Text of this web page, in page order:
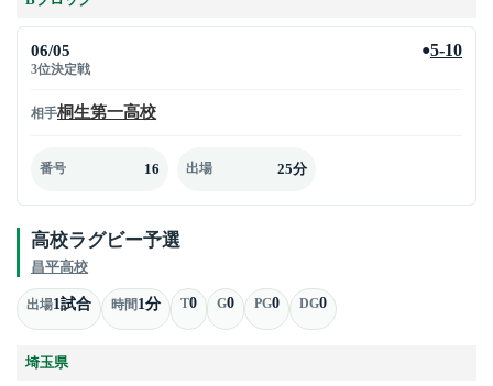
06/05
3位決定戦
●5-10
相手桐生第一高校
番号 16 出場 25分
高校ラグビー予選
昌平高校
出場1試合 時間1分 T0 G0 PG0 DG0
埼玉県